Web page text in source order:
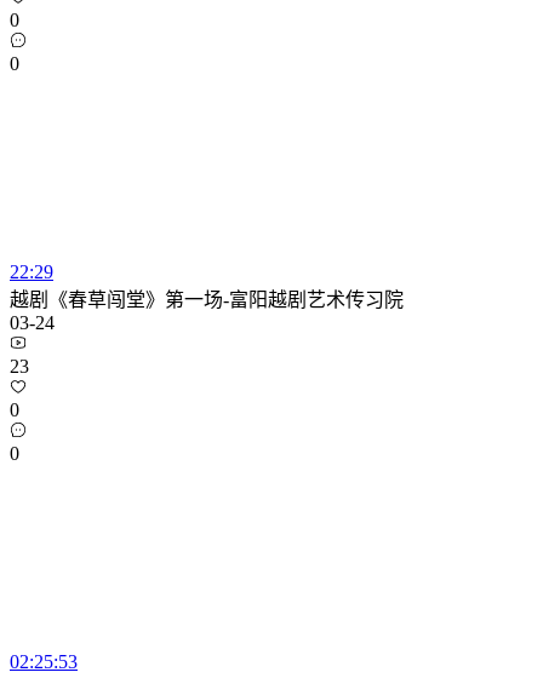
0
0
22:29
越剧《春草闯堂》第一场-富阳越剧艺术传习院
03-24
23
0
0
02:25:53